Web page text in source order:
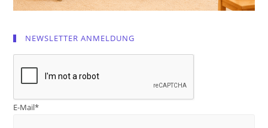
NEWSLETTER ANMELDUNG
E-Mail*